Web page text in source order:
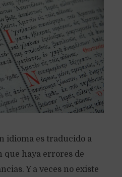
idioma es traducido a
que haya errores de
Y a veces no existe